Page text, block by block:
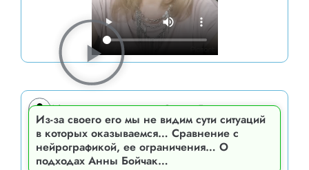
Ирина, ученица курса Сатори-Графика
Из-за своего его мы не видим сути ситуаций
в которых оказываемся… Сравнение с
нейрографикой, ее ограничения… О
подходах Анны Бойчак…